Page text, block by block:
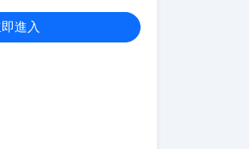
進入